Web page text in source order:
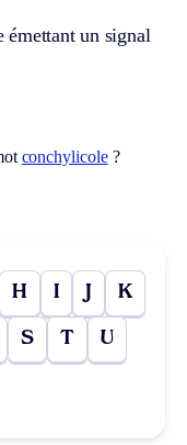
émettant un signal
conchylicole?
H I J K
S T U